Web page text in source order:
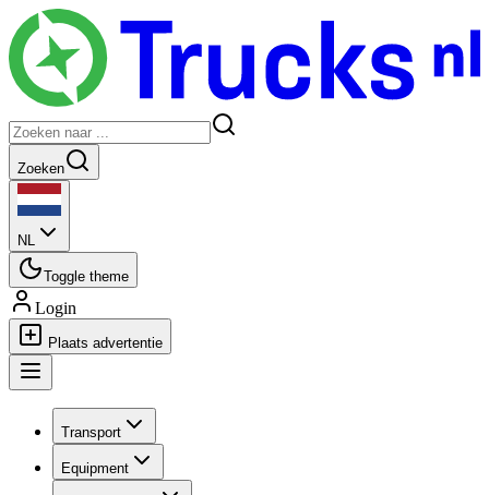
Zoeken
NL
Toggle theme
Login
Plaats advertentie
Transport
Equipment